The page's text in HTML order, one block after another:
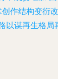
作结构变衍
以谋再生格局